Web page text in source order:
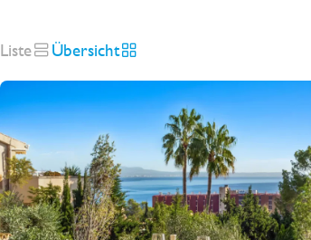
Liste
Übersicht